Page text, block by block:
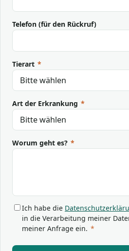
Telefon (für den Rückruf)
Tierart *
Art der Erkrankung *
Worum geht es? *
Ich habe die
in die Verarbeitung meiner
meiner Anfrage ein. *